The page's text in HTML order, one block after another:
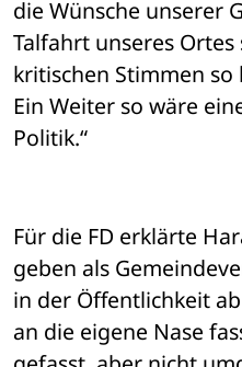
die Wünsche unserer
Talfahrt unseres
kritischen Stimmen
Ein Weiter so wäre
Politik.“
Für die FD erklärte
geben als
in der Öffentlichkeit
an die eigene Nase